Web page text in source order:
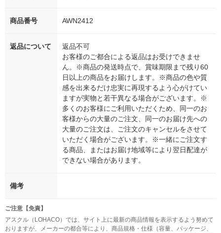
商品番号 AWN2412
返品について
返品不可
お客様のご都合による返品はお受けできませ
ん。※商品の発送時点で、賞味期限まで残り60
日以上の商品をお届けします。※商品の色や質
感を出来るだけ忠実に再現するよう心がけてい
ますが実物と若干異なる場合がございます。※
多くのお客様にご利用いただくため、同一のお
客様からの大量のご注文、同一のお届け先への
大量のご注文は、ご注文のキャンセルをさせて
いただく場合がございます。※一緒にご注文す
る商品、またはお届け地域等により翌日配達が
できない場合があります。
備考
ご注意【免責】
アスクル（LOHACO）では、サイト上に最新の商品情報を表示するよう努めて
おりますが、メーカーの都合等により、商品規格・仕様（容量、パッケージ、